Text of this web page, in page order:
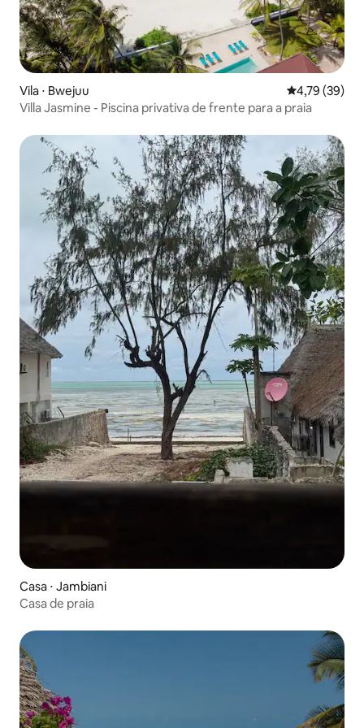
Vila ⋅ Bwejuu 4,79 de uma
4,79 (39)
Villa Jasmine - Piscina privativa de frente para a praia
Casa ⋅ Jambiani
Casa de praia